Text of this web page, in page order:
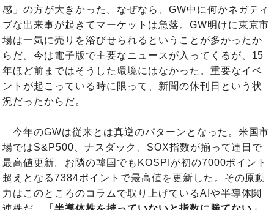
感」の方が大きかった。なぜなら、GW中に何かネガティ
ブな出来事が起きてマーケットは急落。GW明けに東京市
場は一気に売りを浴びせられるということが多かったか
らだ。今は電子版で主要なニュースが入ってくるが、15
年ほど前まではそうした環境にはなかった。重要なイベ
ントが起こっている時に限って、新聞の休刊日という状
況だったからだ。
今年のGWは従来とは真逆のパターンとなった。米国市
場ではS&P500、ナスダック、SOX指数が揃って連日で
最高値更新。お隣の韓国でもKOSPIが初の7000ポイント
超えとなる7384ポイントで最高値を更新した。その原動
力はこのところのコラムで取り上げているAIや半導体関